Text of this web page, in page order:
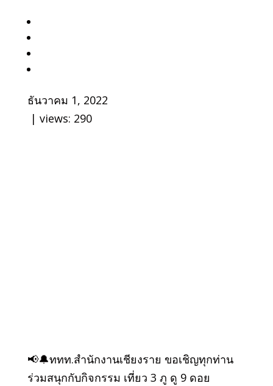
ธันวาคม 1, 2022
| views: 290
📢🔔ททท.สำนักงานเชียงราย ขอเชิญทุกท่าน
ร่วมสนุกกับกิจกรรม เที่ยว 3 ภู ดู 9 ดอย